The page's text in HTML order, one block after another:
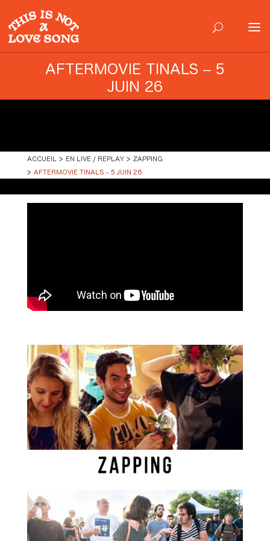
AFTERMOVIE TINALS – 5
JUIN 26
ACCUEIL EN LIVE / REPLAY ZAPPING
AFTERMOVIE TINALS – 5 JUIN 26